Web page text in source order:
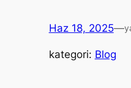
Haz 18, 2025—
kategori: Blog